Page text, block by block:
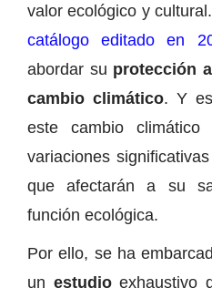
valor ecológico y
catálogo editado en
abordar su protección
cambio climático. Y
este cambio climático
variaciones
que afectarán a su
función ecológica.
Por ello, se ha
un estudioexhaustivo